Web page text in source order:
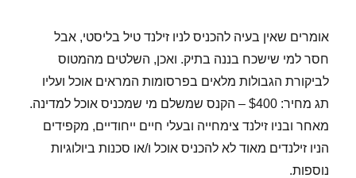
אומרים שאין בעיה להכניס לניו זילנד טיל בליסטי, אבל
חסר למי שישכח בננה בתיק. ואכן, השלטים מהמטוס
לביקורת הגבולות מלאים בפרסומות המראים אוכל ועליו
תג מחיר: $400 – הקנס שמשלם מי שמכניס אוכל למדינה.
מאחר ובניו זילנד צימחייה ובעלי חיים ייחודיים, מקפידים
הניו זילנדים מאוד לא להכניס אוכל ו/או סכנות ביולוגיות
נוספות.